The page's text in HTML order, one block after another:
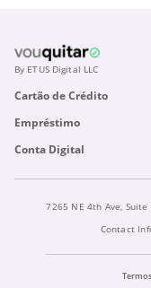
By ETUS Digital LLC
Cartão de Crédito
Empréstimo
Conta Digital
7265 NE 4th Ave,
Contact